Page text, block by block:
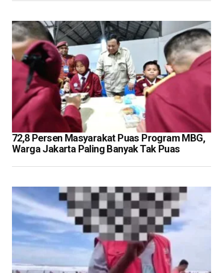
72,8 Persen Masyarakat Puas Program MBG,
Warga Jakarta Paling Banyak Tak Puas